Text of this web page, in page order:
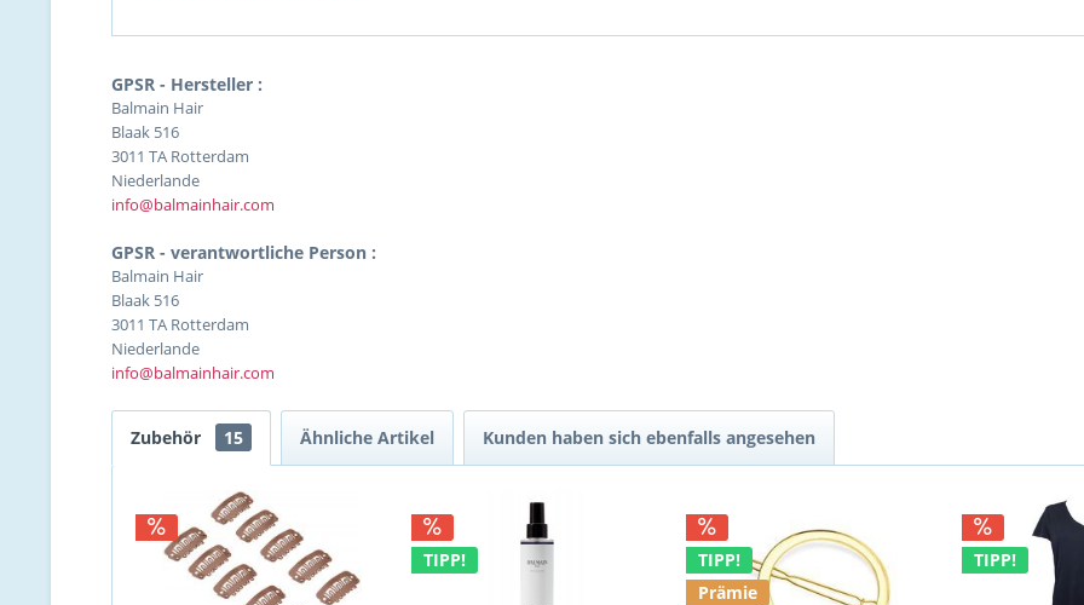
GPSR - Hersteller :
Balmain Hair
Blaak 516
3011 TA Rotterdam
Niederlande
info@balmainhair.com
GPSR - verantwortliche Person :
Balmain Hair
Blaak 516
3011 TA Rotterdam
Niederlande
info@balmainhair.com
Zubehör 15 Ähnliche Artikel Kunden haben sich ebenfalls angesehen
TIPP!
TIPP!
Prämie
TIPP!